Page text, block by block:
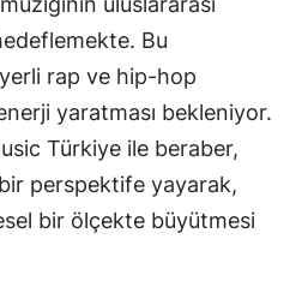
Bu
rap ve hip-hop
yaratması bekleniyor.
Türkiye ile beraber,
perspektife yayarak,
bir ölçekte büyütmesi